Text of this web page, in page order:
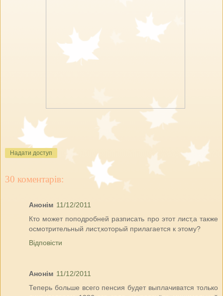
Надати доступ
30 коментарів:
Анонім 11/12/2011
Кто может поподробней разписать про этот лист,а также
осмотрительный лист,который прилагается к этому?
Відповісти
Анонім 11/12/2011
Теперь больше всего пенсия будет выплачиватся только